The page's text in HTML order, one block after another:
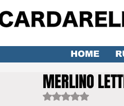
HOME
MERLINO
Valutazione NaN